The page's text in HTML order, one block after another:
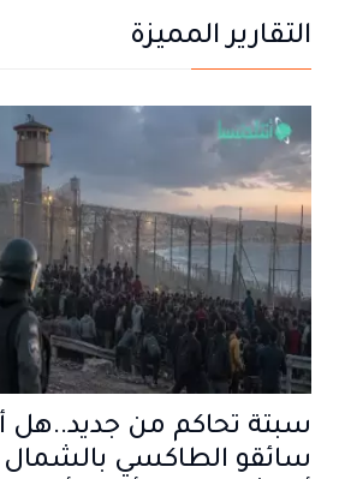
التقارير المميزة
سبتة تحاكم من جديد..هل
سائقو الطاكسي بالشمال